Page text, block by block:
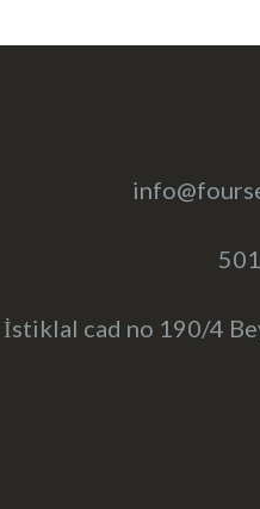
İstiklal cad no 190/4